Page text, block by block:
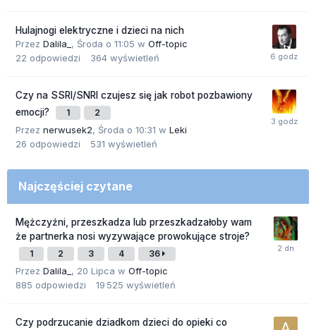
Hulajnogi elektryczne i dzieci na nich
Przez Dalila_ , Środa o 11:05 w Off-topic
22 odpowiedzi 364 wyświetleń
Czy na SSRI/SNRI czujesz się jak robot pozbawiony
emocji?
1 2
Przez nerwusek2, Środa o 10:31 w Leki
26 odpowiedzi 531 wyświetleń
Najczęściej czytane
Mężczyźni, przeszkadza lub przeszkadzałoby wam
że partnerka nosi wyzywające prowokujące stroje?
1 2 3 4 36
Przez Dalila_ , 20 Lipca w Off-topic
885 odpowiedzi 19 525 wyświetleń
Czy podrzucanie dziadkom dzieci do opieki co